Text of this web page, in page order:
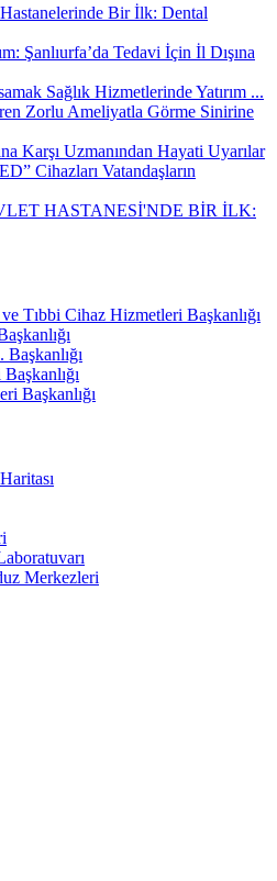
Bir İlk: Dental
Şanlıurfa’da Tedavi İçin İl Dışına
Sağlık Hizmetlerinde Yatırım ...
Zorlu Ameliyatla Görme Sinirine
Karşı Uzmanından Hayati Uyarılar
Cihazları Vatandaşların
HASTANESİ'NDE BİR İLK:
Tıbbi Cihaz Hizmetleri Başkanlığı
Başkanlığı
Merkezleri